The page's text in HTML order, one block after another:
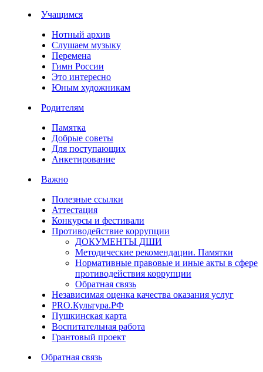
Учащимся
Нотный архив
Слушаем музыку
Перемена
Гимн России
Это интересно
Юным художникам
Родителям
Памятка
Добрые советы
Для поступающих
Анкетирование
Важно
Полезные ссылки
Аттестация
Конкурсы и фестивали
Противодействие коррупции
ДОКУМЕНТЫ ДШИ
Методические рекомендации. Памятки
Нормативные правовые и иные акты в сфере
противодействия коррупции
Обратная связь
Независимая оценка качества оказания услуг
PRO.Культура.РФ
Пушкинская карта
Воспитательная работа
Грантовый проект
Обратная связь